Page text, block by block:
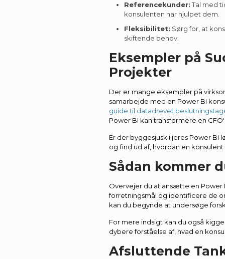
Referencekunder:Tal med
konsulenten har hjulpet dem.
Fleksibilitet: Sørg for, at
skiftende behov.
Eksempler på
Projekter
Der er mange eksempler på
samarbejde med en Power BI
guide til datadrevet
Power BI kan transformere en
Er der byggesjusk i jeres Power BI
og find ud af, hvordan en
Sådan kommer
Overvejer du at ansætte en Power
forretningsmål og identificere de
kan du begynde at undersøge
For mere indsigt kan du også
dybere forståelse af, hvad en
Afsluttende